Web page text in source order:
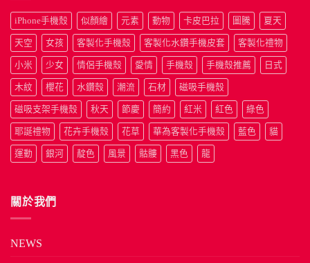
iPhone手機殼 似顏繪 元素 動物 卡皮巴拉 圖騰 夏天
天空 女孩 客製化手機殼 客製化水鑽手機皮套 客製化禮物
小米 少女 情侶手機殼 愛情 手機殼 手機殼推薦 日式
木紋 櫻花 水鑽殼 潮流 石材 磁吸手機殼
磁吸支架手機殼 秋天 節慶 簡約 紅米 紅色 綠色
耶誕禮物 花卉手機殼 花草 華為客製化手機殼 藍色 貓
運動 銀河 靛色 風景 骷髏 黑色 龍
關於我們
NEWS